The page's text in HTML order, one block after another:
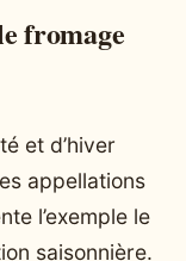
fromage
et d’hiver
appellations
l’exemple le
saisonnière.